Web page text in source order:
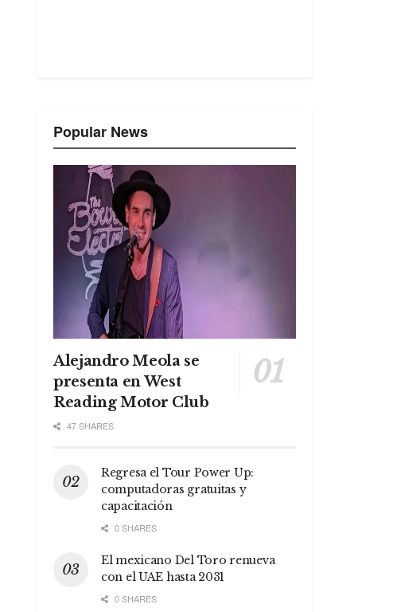
Popular News
Alejandro Meola se
presenta en West
Reading Motor Club
47 SHARES
Regresa el Tour Power Up:
computadoras gratuitas y
capacitación
0 SHARES
El mexicano Del Toro renueva
con el UAE hasta 2031
0 SHARES